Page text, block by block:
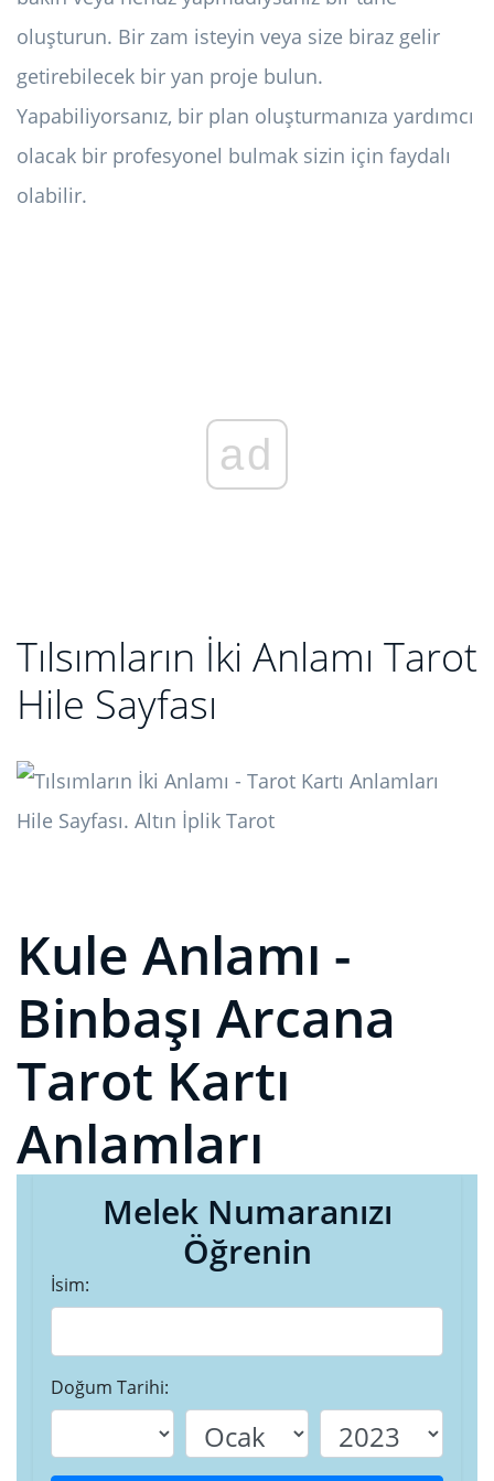
oluşturun. Bir zam isteyin veya size biraz gelir
getirebilecek bir yan proje bulun.
Yapabiliyorsanız, bir plan oluşturmanıza yardımcı
olacak bir profesyonel bulmak sizin için faydalı
olabilir.
ad
Tılsımların İki Anlamı Tarot
Hile Sayfası
Kule Anlamı -
Binbaşı Arcana
Tarot Kartı
Anlamları
Melek Numaranızı
Öğrenin
İsim:
Doğum Tarihi: